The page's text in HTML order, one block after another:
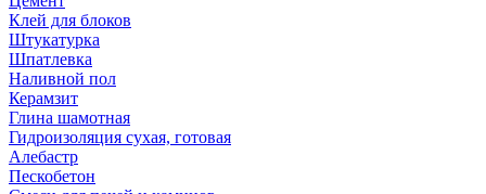
Клей для блоков
Штукатурка
Шпатлевка
Наливной пол
Керамзит
Глина шамотная
Гидроизоляция сухая, готовая
Алебастр
Пескобетон